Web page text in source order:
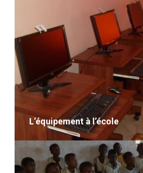
Les repas à Madagascar
VOIR LE DÉTAIL
L’équipement à l’école